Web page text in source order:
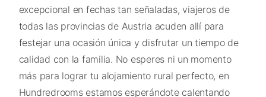
excepcional en fechas tan señaladas, viajeros de
todas las provincias de Austria acuden allí para
festejar una ocasión única y disfrutar un tiempo de
calidad con la familia. No esperes ni un momento
más para lograr tu alojamiento rural perfecto, en
Hundredrooms estamos esperándote calentando